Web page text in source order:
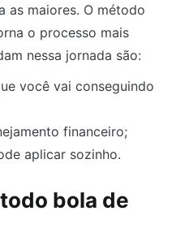
as maiores. O método
o processo mais
nessa jornada são:
você vai conseguindo
financeiro;
aplicar sozinho.
bola de